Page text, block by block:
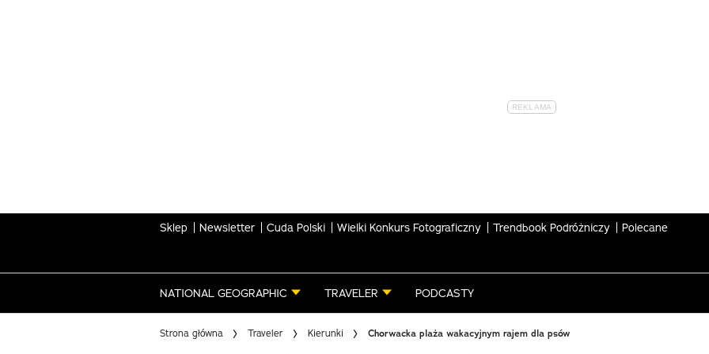
Sklep Newsletter Cuda Polski Wielki Konkurs Fotograficzny Trendbook Podróżniczy Polecane
NATIONAL GEOGRAPHIC TRAVELER PODCASTY
Strona główna Traveler Kierunki Chorwacka plaża wakacyjnym rajem dla psów